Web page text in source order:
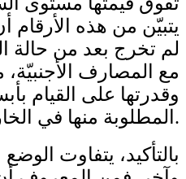
يتبيّن من هذه الأرقام
لم تخرج بعد من حالة
مع المصارف الأجنبيّة،
وقدرتها على القيام
المطلوبة منها في الخارج.
بالتأكيد، يتفاوت